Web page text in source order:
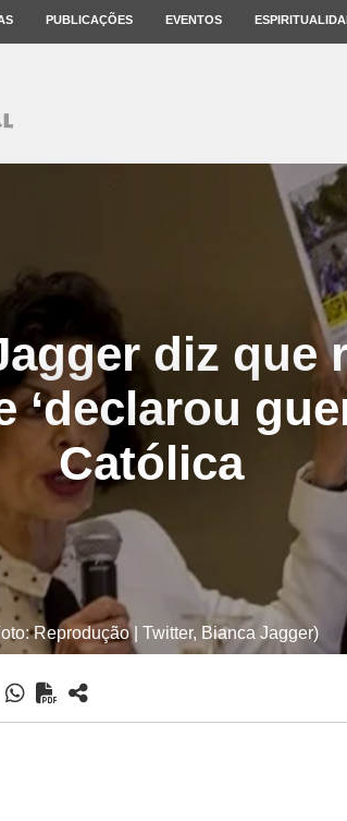
PUBLICAÇÕES EVENTOS
diz que
‘declarou
Católica
Reprodução | Twitter, Bianca Jagger)